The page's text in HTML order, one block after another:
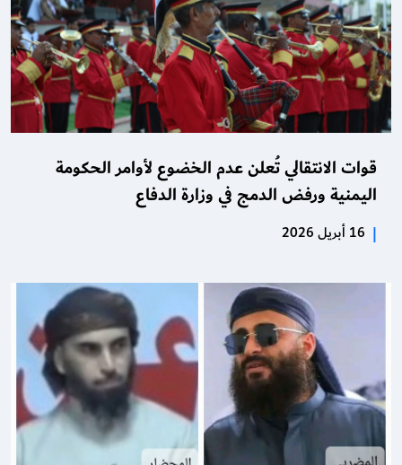
قوات الانتقالي تُعلن عدم الخضوع لأوامر الحكومة
اليمنية ورفض الدمج في وزارة الدفاع
| 16 أبريل 2026